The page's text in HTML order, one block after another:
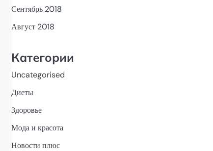
Сентябрь 2018
Август 2018
Категории
Uncategorised
Диеты
Здоровье
Мода и красота
Новости плюс